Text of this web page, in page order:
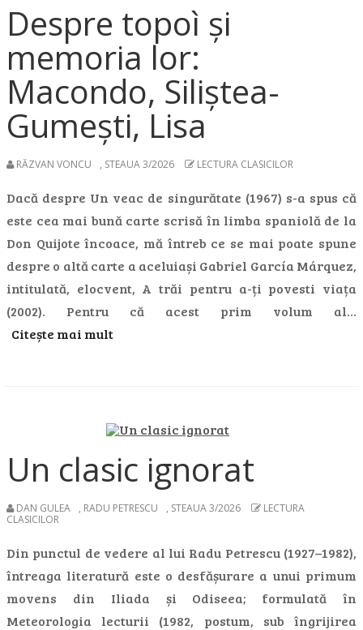
Despre topoì și
memoria lor:
Macondo, Siliștea-
Gumești, Lisa
RĂZVAN VONCU , STEAUA 3/2026 LECTURA CLASICILOR
Dacă despre Un veac de singurătate (1967) s-a spus că
este cea mai bună carte scrisă în limba spaniolă de la
Don Quijote încoace, mă întreb ce se mai poate spune
despre o altă carte a aceluiași Gabriel García Márquez,
intitulată, elocvent, A trăi pentru a-ți povesti viața
(2002). Pentru că acest prim volum al…
Citește mai mult
Un clasic ignorat
DAN GULEA , RADU PETRESCU , STEAUA 3/2026
LECTURA
CLASICILOR
Din punctul de vedere al lui Radu Petrescu (1927–1982),
întreaga literatură este o desfășurare a unui primum
movens din Iliada și Odiseea; formulată în
Meteorologia lecturii (1982, postum, sub îngrijirea